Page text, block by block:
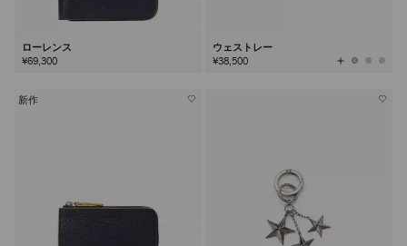
ローレンス
¥69,300
ウェストレー
¥38,500
全
て
新作